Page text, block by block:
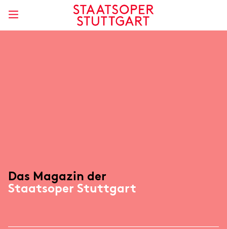
Das Magazin der
Staatsoper Stuttgart